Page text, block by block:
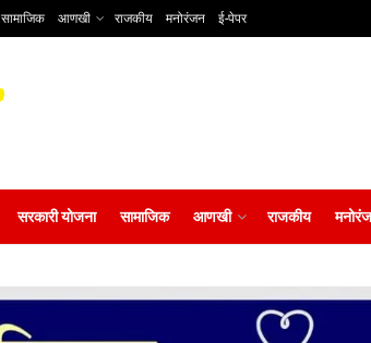
सामाजिक आणखी राजकीय मनोरंजन ई-पेपर
सरकारी योजना सामाजिक आणखी राजकीय